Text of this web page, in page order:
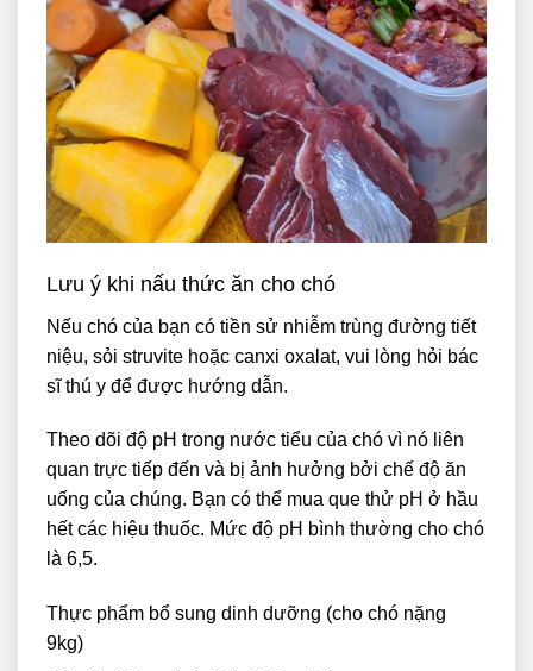
Lưu ý khi nấu thức ăn cho chó
Nếu chó của bạn có tiền sử nhiễm trùng đường tiết
niệu, sỏi struvite hoặc canxi oxalat, vui lòng hỏi bác
sĩ thú y để được hướng dẫn.
Theo dõi độ pH trong nước tiểu của chó vì nó liên
quan trực tiếp đến và bị ảnh hưởng bởi chế độ ăn
uống của chúng. Bạn có thể mua que thử pH ở hầu
hết các hiệu thuốc. Mức độ pH bình thường cho chó
là 6,5.
Thực phẩm bổ sung dinh dưỡng (cho chó nặng
9kg)